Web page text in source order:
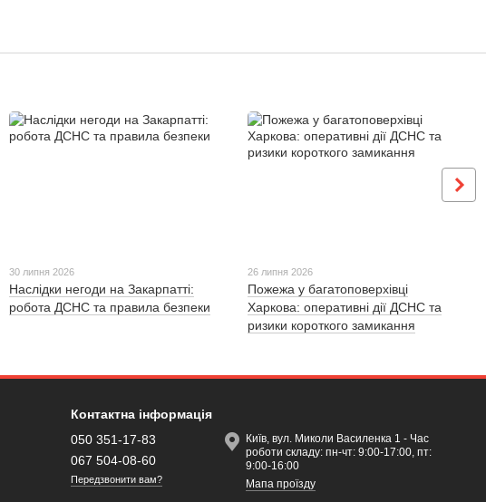
30 липня 2026
Наслідки негоди на Закарпатті:
робота ДСНС та правила безпеки
26 липня 2026
Пожежа у багатоповерхівці
Харкова: оперативні дії ДСНС та
ризики короткого замикання
Контактна інформація
050 351-17-83
067 504-08-60
Передзвонити вам?
Київ, вул. Миколи Василенка 1 - Час
роботи складу: пн-чт: 9:00-17:00, пт:
9:00-16:00
Мапа проїзду